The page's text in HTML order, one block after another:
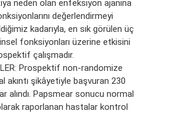
neden olan enfeksiyon ajanına
değerlendirmeyi
kadarıyla, en sık görülen üç
fonksiyonları üzerine etkisini
çalışmadır.
Prospektif non-randomize
akıntı şikâyetiyle başvuran 230
alındı. Papsmear sonucu normal
raporlanan hastalar kontrol